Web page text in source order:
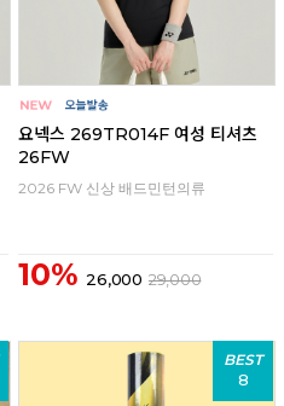
요넥스 269TR014F 여성 티셔츠
26FW
2026 FW 신상 배드민턴의류
10% 26,000 29,000
BEST
8